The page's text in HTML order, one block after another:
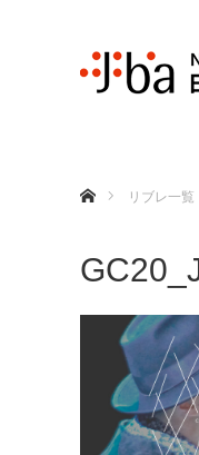
リブレ一覧